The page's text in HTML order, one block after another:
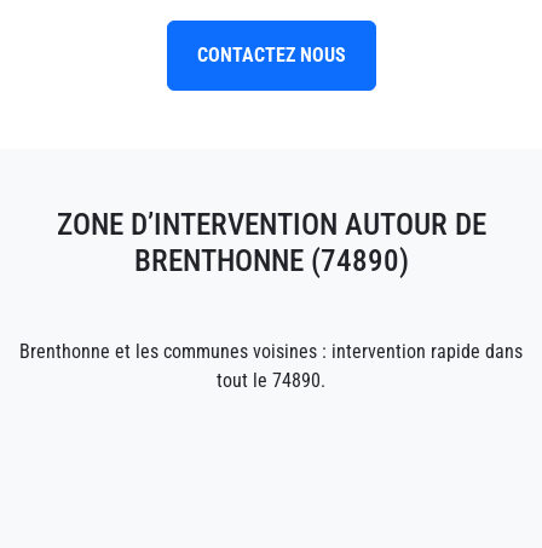
CONTACTEZ NOUS
ZONE D’INTERVENTION AUTOUR DE
BRENTHONNE (74890)
Brenthonne et les communes voisines : intervention rapide dans
tout le 74890.